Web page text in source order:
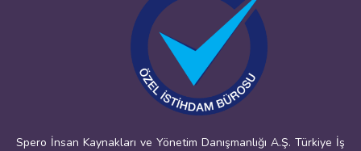
Spero İnsan Kaynakları ve Yönetim Danışmanlığı A.Ş. Türkiye İş